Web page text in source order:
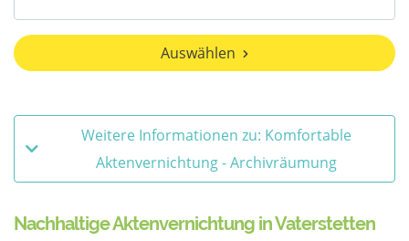
Auswählen
Weitere Informationen zu: Komfortable
Aktenvernichtung - Archivräumung
Nachhaltige Aktenvernichtung in Vaterstetten